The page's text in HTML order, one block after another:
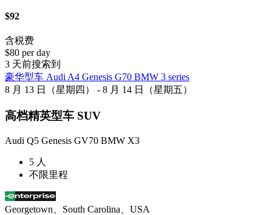
$92
含税费
$80 per day
3 天前搜索到
豪华型车 Audi A4 Genesis G70 BMW 3 series
8 月 13 日（星期四） - 8 月 14 日（星期五）
高档精英型车 SUV
Audi Q5 Genesis GV70 BMW X3
5 人
不限里程
Georgetown、South Carolina、USA